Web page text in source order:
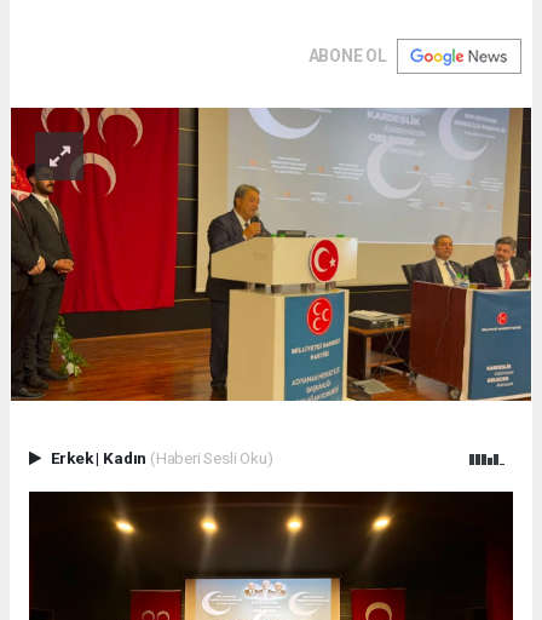
ABONE OL
Erkek| Kadın (Haberi Sesli Oku)